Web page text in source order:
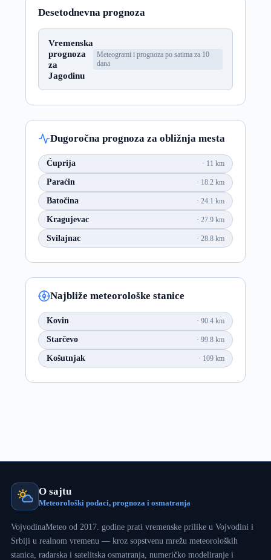
Desetodnevna prognoza
Vremenska
prognoza
za
Jagodinu
Meteogrami i prognoza po satima za 10
dana
Dugoročna prognoza za obližnja mesta
Ćuprija 11 km
Paraćin 18.2 km
Batočina 24.1 km
Kragujevac 27.9 km
Svilajnac 28.8 km
Najbliže meteorološke stanice
Kovin 90.4 km
Starčevo 99.8 km
Košutnjak 109 km
O sajtu
Meteorološki podaci, prognoza i osmatranja
VojvodinaMeteo od 2017. godine prati vremenske prilike u Vojvodini i
Srbiji u realnom vremenu — kroz sopstvenu mrežu meteoroloških
stanica, radarska i satelitska osmatranja, numeričko modeliranje i